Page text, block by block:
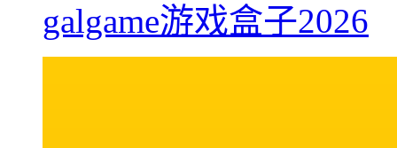
galgame游戏盒子2026